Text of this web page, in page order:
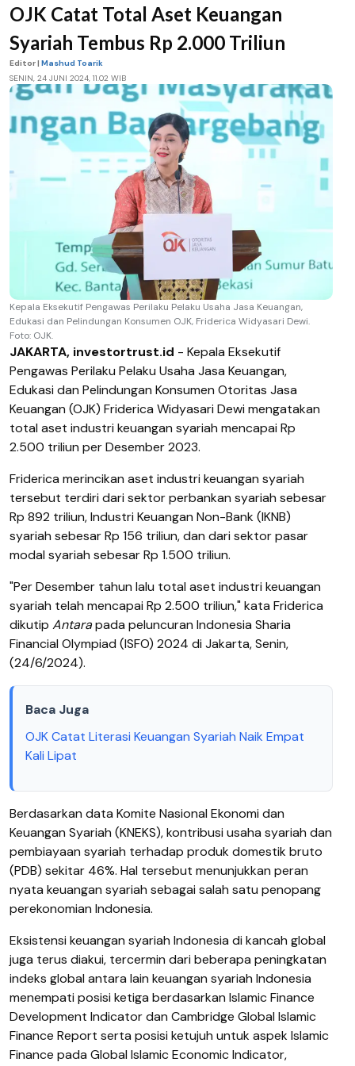
OJK Catat Total Aset Keuangan
Syariah Tembus Rp 2.000 Triliun
Editor | Mashud Toarik
SENIN, 24 JUNI 2024, 11.02 WIB
Kepala Eksekutif Pengawas Perilaku Pelaku Usaha Jasa Keuangan,
Edukasi dan Pelindungan Konsumen OJK, Friderica Widyasari Dewi.
Foto: OJK.
JAKARTA, investortrust.id - Kepala Eksekutif
Pengawas Perilaku Pelaku Usaha Jasa Keuangan,
Edukasi dan Pelindungan Konsumen Otoritas Jasa
Keuangan (OJK) Friderica Widyasari Dewi mengatakan
total aset industri keuangan syariah mencapai Rp
2.500 triliun per Desember 2023.
Friderica merincikan aset industri keuangan syariah
tersebut terdiri dari sektor perbankan syariah sebesar
Rp 892 triliun, Industri Keuangan Non-Bank (IKNB)
syariah sebesar Rp 156 triliun, dan dari sektor pasar
modal syariah sebesar Rp 1.500 triliun.
"Per Desember tahun lalu total aset industri keuangan
syariah telah mencapai Rp 2.500 triliun," kata Friderica
dikutip Antarapada peluncuran Indonesia Sharia
Financial Olympiad (ISFO) 2024 di Jakarta, Senin,
(24/6/2024).
Baca Juga
OJK Catat Literasi Keuangan Syariah Naik Empat
Kali Lipat
Berdasarkan data Komite Nasional Ekonomi dan
Keuangan Syariah (KNEKS), kontribusi usaha syariah dan
pembiayaan syariah terhadap produk domestik bruto
(PDB) sekitar 46%. Hal tersebut menunjukkan peran
nyata keuangan syariah sebagai salah satu penopang
perekonomian Indonesia.
Eksistensi keuangan syariah Indonesia di kancah global
juga terus diakui, tercermin dari beberapa peningkatan
indeks global antara lain keuangan syariah Indonesia
menempati posisi ketiga berdasarkan Islamic Finance
Development Indicator dan Cambridge Global Islamic
Finance Report serta posisi ketujuh untuk aspek Islamic
Finance pada Global Islamic Economic Indicator,